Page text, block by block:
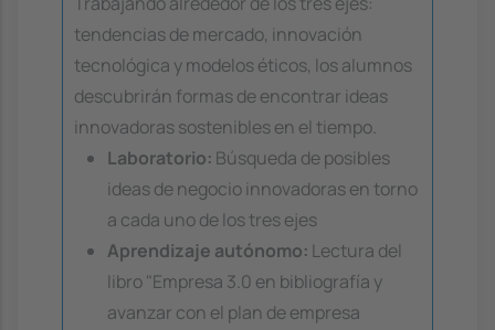
tendencias de mercado, innovación
tecnológica y modelos éticos, los alumnos
descubrirán formas de encontrar ideas
innovadoras sostenibles en el tiempo.
Laboratorio: Búsqueda de posibles
ideas de negocio innovadoras en torno
a cada uno de los tres ejes
Aprendizaje autónomo: Lectura del
libro "Empresa 3.0 en bibliografía y
avanzar con el plan de empresa